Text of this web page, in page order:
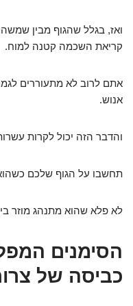
ואז, בגלל שהגוף מבין
קריאת השכמה קטנה למוח.
אתם לרוב לא מתעוררים
אנוש.
והדבר הזה יכול לקרות
תחשבו על הגוף שלכם
לא פלא שהוא מתנהג מוזר
הסימנים
כביסה של